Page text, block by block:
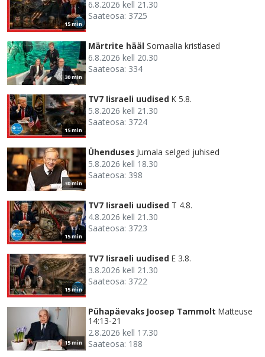
15 min
6.8.2026 kell 21.30
Saateosa: 3725
30 min
Märtrite hääl Somaalia kristlased
6.8.2026 kell 20.30
Saateosa: 334
15 min
TV7 Iisraeli uudised K 5.8.
5.8.2026 kell 21.30
Saateosa: 3724
30 min
Ühenduses Jumala selged juhised
5.8.2026 kell 18.30
Saateosa: 398
15 min
TV7 Iisraeli uudised T 4.8.
4.8.2026 kell 21.30
Saateosa: 3723
15 min
TV7 Iisraeli uudised E 3.8.
3.8.2026 kell 21.30
Saateosa: 3722
15 min
Pühapäevaks Joosep Tammolt Matteuse
14:13-21
2.8.2026 kell 17.30
Saateosa: 188